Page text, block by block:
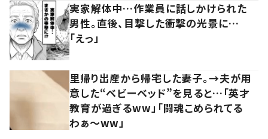
実家解体中…作業員に話しかけられた
男性。直後、目撃した衝撃の光景に…
「えっ」
里帰り出産から帰宅した妻子。→夫が用
意した“ベビーベッド”を見ると…「英才
教育が過ぎるww」「闘魂こめられてる
わぁ～ww」